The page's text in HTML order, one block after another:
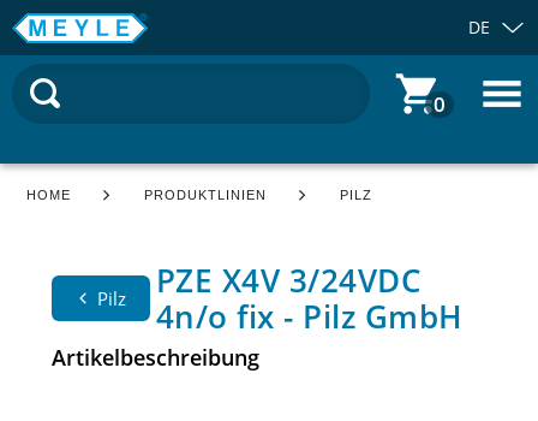
DE
0
HOME PRODUKTLINIEN PILZ
Pilz
PZE X4V 3/24VDC
4n/o fix - Pilz GmbH
Artikelbeschreibung